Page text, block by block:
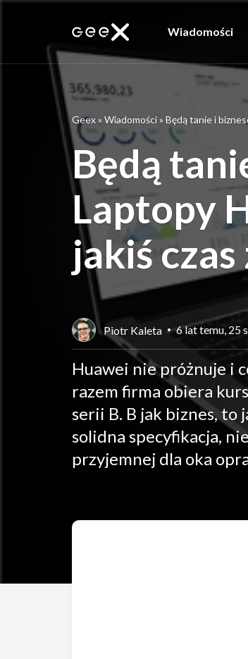
Wiadomości
Geex» Wiadomości» Będą tanie i
Będą
Laptopy
jakiś
Piotr Kaleta 6 lat temu, 25
Huawei nie próżnuje i
razem firma obiera
serii B. B jak biznes, to
solidna specyfikacja,
przyjemnej dla oka